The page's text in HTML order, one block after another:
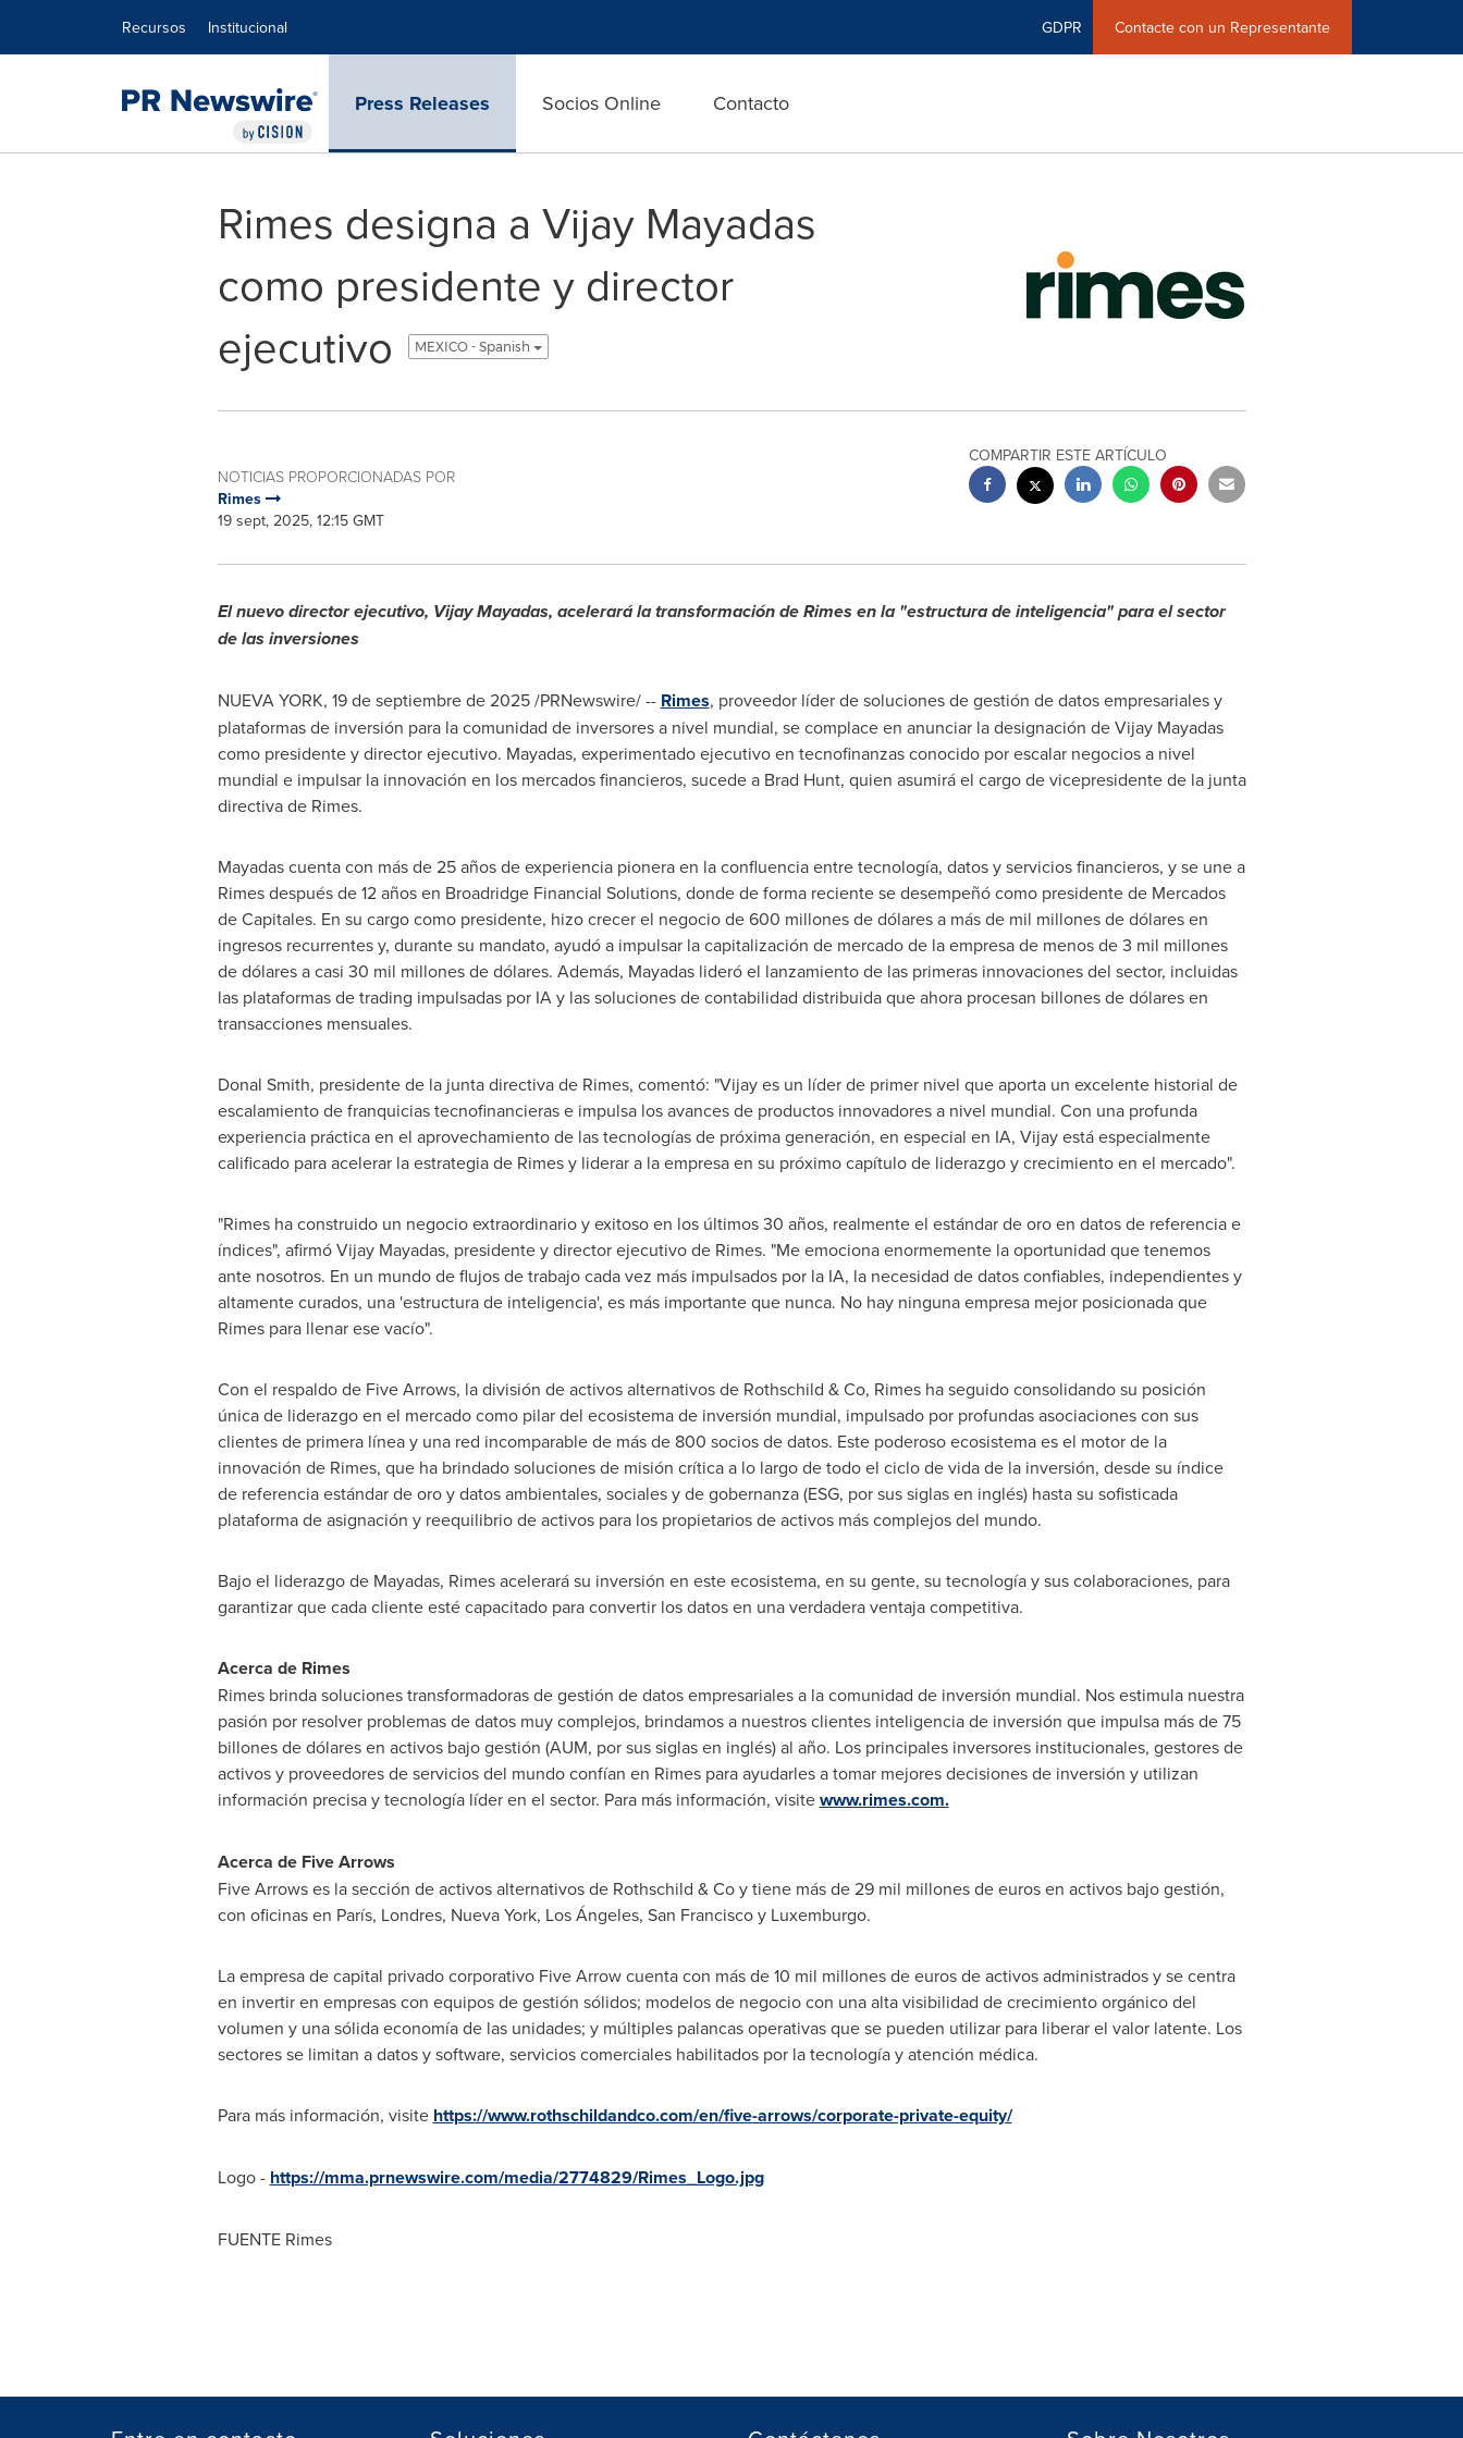
Recursos Institucional GDPR Contacte con un Representante
Press Releases Socios Online Contacto
Rimes designa a Vijay Mayadas
como presidente y director
ejecutivo
MEXICO - Spanish
NOTICIAS PROPORCIONADAS POR
Rimes
19 sept, 2025, 12:15 GMT
COMPARTIR ESTE ARTÍCULO
El nuevo director ejecutivo, Vijay Mayadas, acelerará la transformación de Rimes en la "estructura de inteligencia" para el sector
de las inversiones
NUEVA YORK, 19 de septiembre de 2025/PRNewswire/ -- Rimes, proveedor líder de soluciones de gestión de datos empresariales y
plataformas de inversión para la comunidad de inversores a nivel mundial, se complace en anunciar la designación deVijay Mayadas
como presidente y director ejecutivo. Mayadas, experimentado ejecutivo en tecnofinanzas conocido por escalar negocios a nivel
mundial e impulsar la innovación en los mercados financieros, sucede a Brad Hunt, quien asumirá el cargo de vicepresidente de la junta
directiva de Rimes.
Mayadas cuenta con más de 25 años de experiencia pionera en la confluencia entre tecnología, datos y servicios financieros, y se une a
Rimes después de 12 años en Broadridge Financial Solutions, donde de forma reciente se desempeñó como presidente de Mercados
de Capitales. En su cargo como presidente, hizo crecer el negocio de 600 millones de dólares a más de mil millones de dólares en
ingresos recurrentes y, durante su mandato, ayudó a impulsar la capitalización de mercado de la empresa de menos de 3 mil millones
de dólares a casi 30 mil millones de dólares. Además, Mayadas lideró el lanzamiento de las primeras innovaciones del sector, incluidas
las plataformas de trading impulsadas por IA y las soluciones de contabilidad distribuida que ahora procesan billones de dólares en
transacciones mensuales.
Donal Smith, presidente de la junta directiva de Rimes, comentó: "Vijay es un líder de primer nivel que aporta un excelente historial de
escalamiento de franquicias tecnofinancieras e impulsa los avances de productos innovadores a nivel mundial. Con una profunda
experiencia práctica en el aprovechamiento de las tecnologías de próxima generación, en especial en IA, Vijay está especialmente
calificado para acelerar la estrategia de Rimes y liderar a la empresa en su próximo capítulo de liderazgo y crecimiento en el mercado".
"Rimes ha construido un negocio extraordinario y exitoso en los últimos 30 años, realmente el estándar de oro en datos de referencia e
índices", afirmóVijay Mayadas, presidente y director ejecutivo de Rimes. "Me emociona enormemente la oportunidad que tenemos
ante nosotros. En un mundo de flujos de trabajo cada vez más impulsados por la IA, la necesidad de datos confiables, independientes y
altamente curados, una 'estructura de inteligencia', es más importante que nunca. No hay ninguna empresa mejor posicionada que
Rimes para llenar ese vacío".
Con el respaldo de Five Arrows, la división de activos alternativos de Rothschild & Co, Rimes ha seguido consolidando su posición
única de liderazgo en el mercado como pilar del ecosistema de inversión mundial, impulsado por profundas asociaciones con sus
clientes de primera línea y una red incomparable de más de 800 socios de datos. Este poderoso ecosistema es el motor de la
innovación de Rimes, que ha brindado soluciones de misión crítica a lo largo de todo el ciclo de vida de la inversión, desde su índice
de referencia estándar de oro y datos ambientales, sociales y de gobernanza (ESG, por sus siglas en inglés) hasta su sofisticada
plataforma de asignación y reequilibrio de activos para los propietarios de activos más complejos del mundo.
Bajo el liderazgo de Mayadas, Rimes acelerará su inversión en este ecosistema, en su gente, su tecnología y sus colaboraciones, para
garantizar que cada cliente esté capacitado para convertir los datos en una verdadera ventaja competitiva.
Acerca de Rimes
Rimes brinda soluciones transformadoras de gestión de datos empresariales a la comunidad de inversión mundial. Nos estimula nuestra
pasión por resolver problemas de datos muy complejos, brindamos a nuestros clientes inteligencia de inversión que impulsa más de 75
billones de dólares en activos bajo gestión (AUM, por sus siglas en inglés) al año. Los principales inversores institucionales, gestores de
activos y proveedores de servicios del mundo confían en Rimes para ayudarles a tomar mejores decisiones de inversión y utilizan
información precisa y tecnología líder en el sector. Para más información, visitewww.rimes.com.
Acerca de Five Arrows
Five Arrows es la sección de activos alternativos de Rothschild & Co y tiene más de 29 mil millones de euros en activos bajo gestión,
con oficinas en París, Londres, Nueva York, Los Ángeles, San Franciscoy Luxemburgo.
La empresa de capital privado corporativo Five Arrow cuenta con más de 10 mil millones de euros de activos administrados y se centra
en invertir en empresas con equipos de gestión sólidos; modelos de negocio con una alta visibilidad de crecimiento orgánico del
volumen y una sólida economía de las unidades; y múltiples palancas operativas que se pueden utilizar para liberar el valor latente. Los
sectores se limitan a datos y software, servicios comerciales habilitados por la tecnología y atención médica.
Para más información, visite https://www.rothschildandco.com/en/five-arrows/corporate-private-equity/
Logo - https://mma.prnewswire.com/media/2774829/Rimes_Logo.jpg
FUENTE Rimes